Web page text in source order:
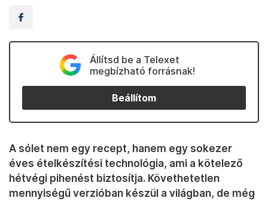
Állítsd be a Telexet
megbízható forrásnak!
Beállítom
A sólet nem egy recept, hanem egy sokezer
éves ételkészítési technológia, ami a kötelező
hétvégi pihenést biztosítja. Követhetetlen
mennyiségű verzióban készül a világban, de még